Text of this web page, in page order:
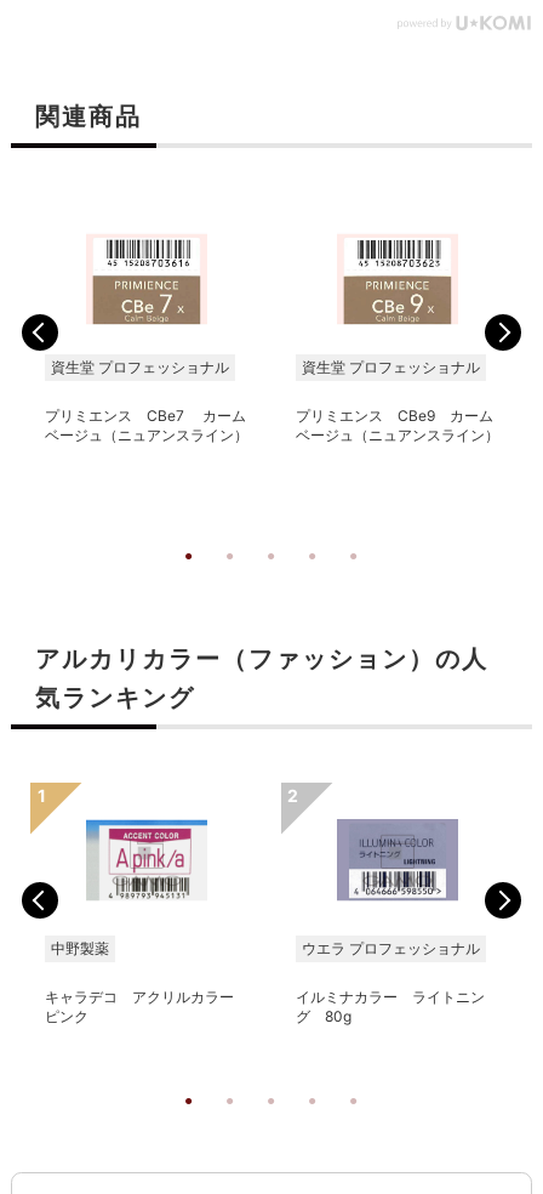
関連商品
資生堂 プロフェッショナル
プリミエンス CBe7 カーム
ベージュ（ニュアンスライン）
資生堂 プロフェッショナル
プリミエンス CBe9 カーム
ベージュ（ニュアンスライン）
アルカリカラー（ファッション）の人
気ランキング
中野製薬
キャラデコ アクリルカラー
ピンク
ウエラ プロフェッショナル
イルミナカラー ライトニン
グ 80g